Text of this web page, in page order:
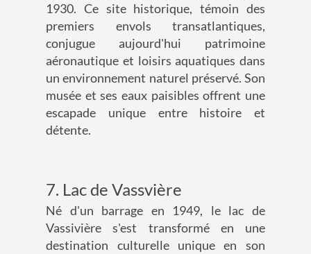
1930. Ce site historique, témoin des
premiers envols transatlantiques,
conjugue aujourd'hui patrimoine
aéronautique et loisirs aquatiques dans
un environnement naturel préservé. Son
musée et ses eaux paisibles offrent une
escapade unique entre histoire et
détente.
7. Lac de Vassvière
Né d'un barrage en 1949, le lac de
Vassivière s'est transformé en une
destination culturelle unique en son